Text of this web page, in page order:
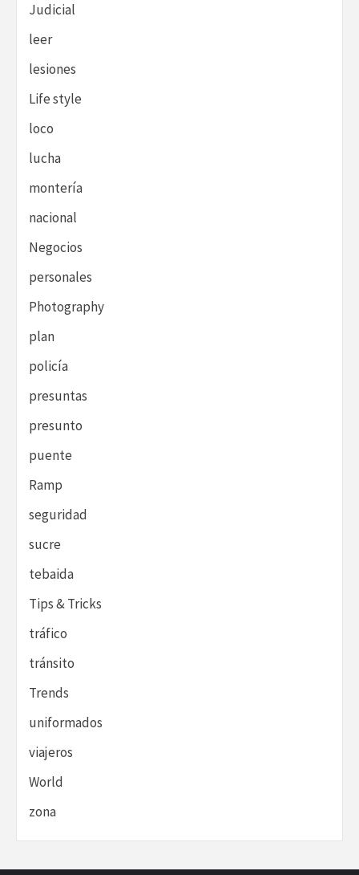
Judicial
leer
lesiones
Life style
loco
lucha
montería
nacional
Negocios
personales
Photography
plan
policía
presuntas
presunto
puente
Ramp
seguridad
sucre
tebaida
Tips & Tricks
tráfico
tránsito
Trends
uniformados
viajeros
World
zona